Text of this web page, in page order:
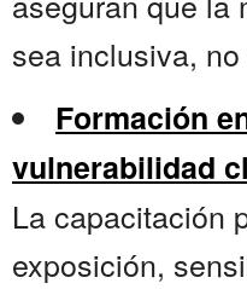
sea inclusiva,
Formación
vulnerabilidad
La capacitación
exposición,